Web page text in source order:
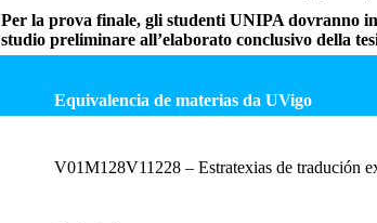
Per la prova finale, gli studenti UNIPA dovranno
studio preliminare all’elaborato conclusivo della
Equivalencia de materias da UVigo
V01M128V11228 – Estratexias de tradución